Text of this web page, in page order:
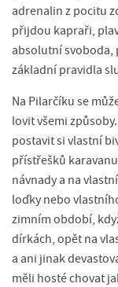
adrenalin z pocitu
přijdou kapraři,
absolutní svoboda,
základní pravidla
Na Pilarčíku se
lovit všemi
postavit si vlastní
přístřešků
návnady a na
loďky nebo
zimním období,
dírkách, opět na
a ani jinak
měli hosté chovat